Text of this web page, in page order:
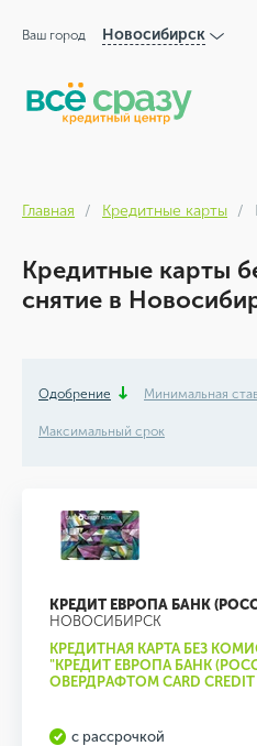
Ваш город Новосибирск
Главная Кредитные карты
Кредитные карты
снятие в
Одобрение Минимальная
Максимальный срок
КРЕДИТ ЕВРОПА БАНК
НОВОСИБИРСК
КРЕДИТНАЯ КАРТА БЕЗ
"КРЕДИТ ЕВРОПА БАНК
ОВЕРДРАФТОМ CARD CREDIT
с рассрочкой